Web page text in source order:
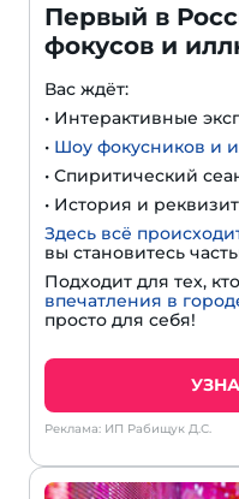
Первый в
фокусов и
Вас ждёт:
• Интерактивные
• Шоу фокусников и
• Спиритический
• История и
Здесь всё
вы становитесь
Подходит для тех,
впечатления в
просто для себя!
Реклама: ИП Рабищук Д.С.